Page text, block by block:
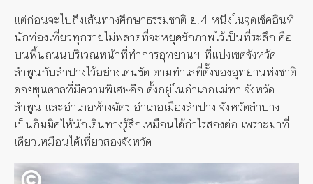
แต่ก่อนจะไปถึงเส้นทางศึกษาธรรมชาติ ย.4 หนึ่งในจุดเช็คอินที่
นักท่องเที่ยวทุกรายไม่พลาดที่จะหยุดชักภาพไว้เป็นที่ระลึก คือ
บนพื้นถนนบริเวณหน้าที่ทำการอุทยานฯ ที่แบ่งเขตจังหวัด
ลำพูนกับลำปางไว้อย่างเด่นชัด ตามทำเลที่ตั้งของอุทยานห่งชาติ
ดอยขุนตาลที่มีความพิเศษคือ ตั้งอยู่ในอำเภอแม่ทา จังหวัด
ลำพูน และอำเภอห้างฉัตร อำเภอเมืองลำปาง จังหวัดลำปาง
เป็นกิมมิคให้นักเดินทางรู้สึกเหมือนได้กำไรสองต่อ เพราะมาที่
เดียวเหมือนได้เที่ยวสองจังหวัด